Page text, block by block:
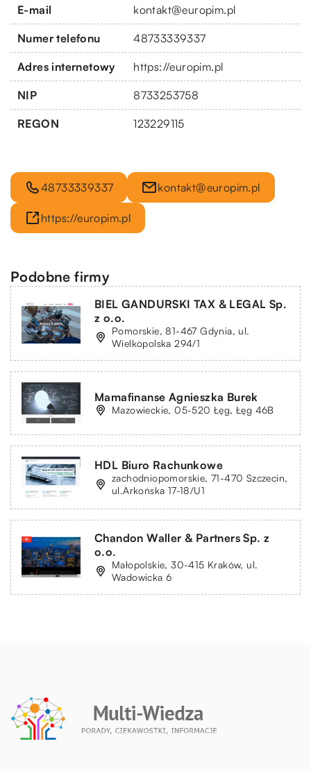
E-mail kontakt@europim.pl
Numer telefonu 48733339337
Adres internetowy https://europim.pl
NIP 8733253758
REGON 123229115
48733339337 kontakt@europim.pl
https://europim.pl
Podobne firmy
BIEL GANDURSKI TAX & LEGAL Sp.
z o.o.
Pomorskie, 81-467 Gdynia, ul.
Wielkopolska 294/1
Mamafinanse Agnieszka Burek
Mazowieckie, 05-520 Łęg, Łęg 46B
HDL Biuro Rachunkowe
zachodniopomorskie, 71-470 Szczecin,
ul.Arkońska 17-18/U1
Chandon Waller & Partners Sp. z
o.o.
Małopolskie, 30-415 Kraków, ul.
Wadowicka 6